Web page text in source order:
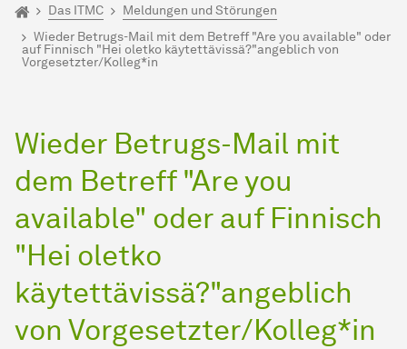
Sie sind hier:
ITMCDas ITMC
Meldungen und Störungen
Wieder Betrugs-Mail mit dem Betreff "Are you available" oder
auf Finnisch "Hei oletko käytettävissä?"angeblich von
Vorgesetzter/Kolleg*in
Wieder Betrugs-Mail mit
dem Betreff "Are you
available" oder auf Finnisch
"Hei oletko
käytettävissä?"angeblich
von Vorgesetzter/Kolleg*in